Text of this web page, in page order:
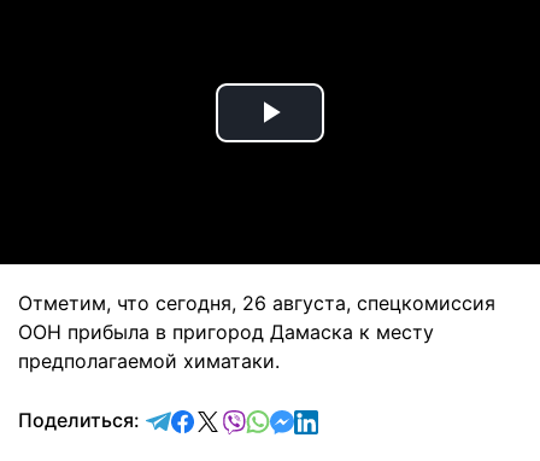
Play
Отметим, что сегодня, 26 августа, спецкомиссия
ООН прибыла в пригород Дамаска к месту
предполагаемой химатаки.
Поделиться: отправить в Telegram
поделиться в Facebook
поделиться в X
отправить в Viber
отправить в Whatsapp
отправить в Messenger
отправить в LinkedIn